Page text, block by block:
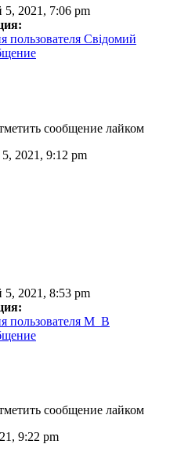
2021, 7:06 pm
пользователя Свідомий
сообщение лайком
2021, 9:12 pm
2021, 8:53 pm
пользователя M_B
сообщение лайком
9:22 pm